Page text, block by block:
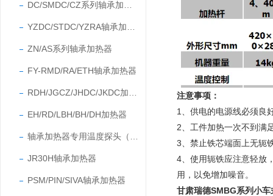
ZN/AS系列轴承加热器
FY-RMD/RA/ETH轴承加热器
EH/RD/LBH/BH/DH加热器
JR30H轴承加热器
PSM/PIN/SIVA轴承加热器
注意事项：
1、 供电的电源线必须良
2、 工件加热一次不到满
3、禁止铁芯端面上无轭
4、使用轭铁应注意轻放
用，以免增加噪音。
甘肃瑞德SMBG系列小